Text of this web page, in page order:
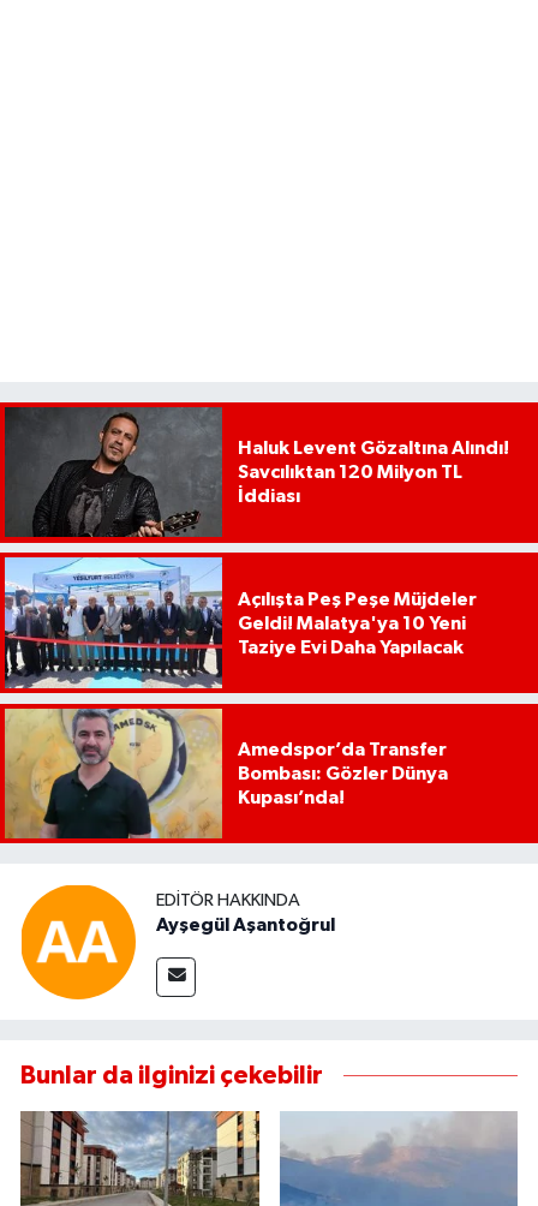
Haluk Levent Gözaltına Alındı!
Savcılıktan 120 Milyon TL
İddiası
Açılışta Peş Peşe Müjdeler
Geldi! Malatya'ya 10 Yeni
Taziye Evi Daha Yapılacak
Amedspor’da Transfer
Bombası: Gözler Dünya
Kupası’nda!
EDITÖR HAKKINDA
Ayşegül Aşantoğrul
Bunlar da ilginizi çekebilir